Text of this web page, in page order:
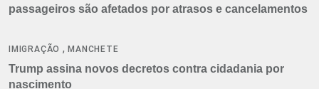
passageiros são afetados por atrasos e cancelamentos
IMIGRAÇÃO ,MANCHETE
Trump assina novos decretos contra cidadania por
nascimento